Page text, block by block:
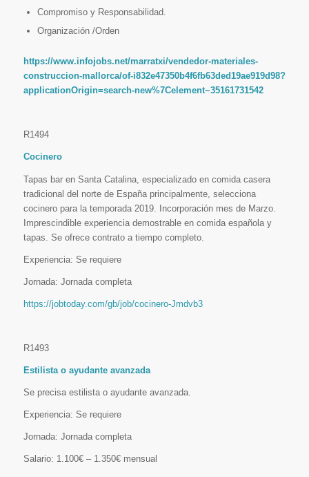
Compromiso y Responsabilidad.
Organización /Orden
https://www.infojobs.net/marratxi/vendedor-materiales-
construccion-mallorca/of-i832e47350b4f6fb63ded19ae919d98?
applicationOrigin=search-new%7Celement~35161731542
R1494
Cocinero
Tapas bar en Santa Catalina, especializado en comida casera
tradicional del norte de España principalmente, selecciona
cocinero para la temporada 2019. Incorporación mes de Marzo.
Imprescindible experiencia demostrable en comida española y
tapas. Se ofrece contrato a tiempo completo.
Experiencia: Se requiere
Jornada: Jornada completa
https://jobtoday.com/gb/job/cocinero-Jmdvb3
R1493
Estilista o ayudante avanzada
Se precisa estilista o ayudante avanzada.
Experiencia: Se requiere
Jornada: Jornada completa
Salario: 1.100€ – 1.350€ mensual